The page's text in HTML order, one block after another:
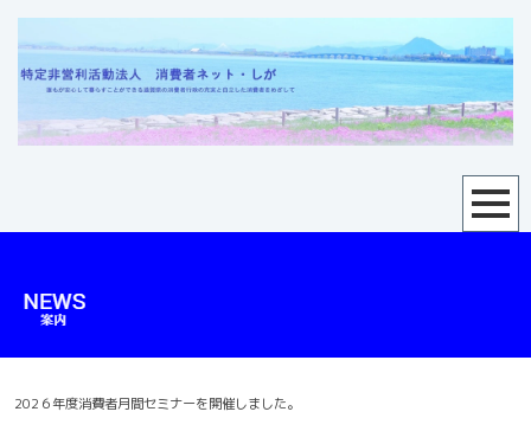
202６年度消費者月間セミナーを開催しました。